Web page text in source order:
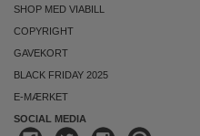
SHOP MED VIABILL
COPYRIGHT
GAVEKORT
BLACK FRIDAY 2025
E-MÆRKET
SOCIAL MEDIA